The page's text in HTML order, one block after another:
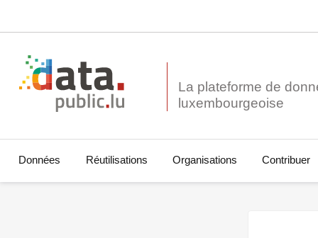
La plateforme de
Données Réutilisations Organisations Contribuer